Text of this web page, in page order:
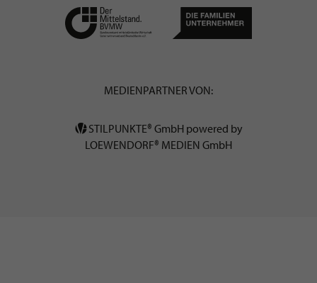
MEDIENPARTNER VON:
STILPUNKTE® GmbH powered by
LOEWENDORF® MEDIEN GmbH